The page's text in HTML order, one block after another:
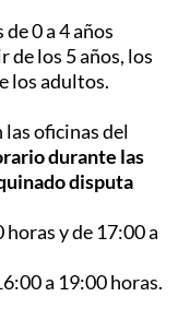
0 a 4 años
los 5 años, los
los adultos.
las oficinas del
durante las
disputa
y de 17:00 a
a 19:00 horas.